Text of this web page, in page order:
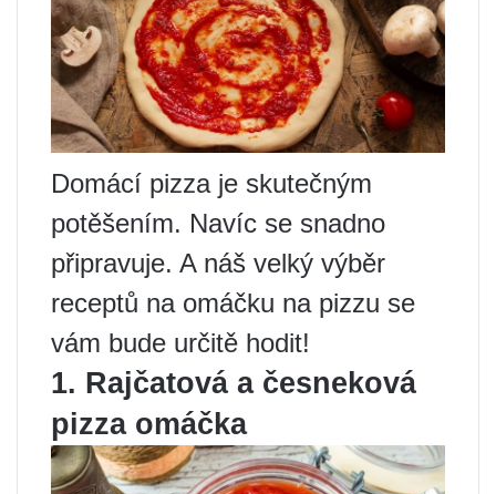
Domácí pizza je skutečným
potěšením. Navíc se snadno
připravuje. A náš velký výběr
receptů na omáčku na pizzu se
vám bude určitě hodit!
1. Rajčatová a česneková
pizza omáčka